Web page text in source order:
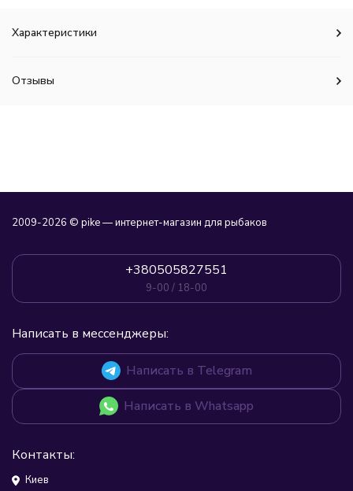
Характеристики
Отзывы
2009-2026 © pike — интернет-магазин для рыбаков
+380505827551
9-00 / 18-00
Написать в мессенджеры:
Написать в Telegram
Написать в Whatsapp
Контакты:
Киев